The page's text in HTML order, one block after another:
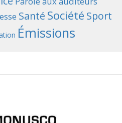
Santé Société Sport
Émissions